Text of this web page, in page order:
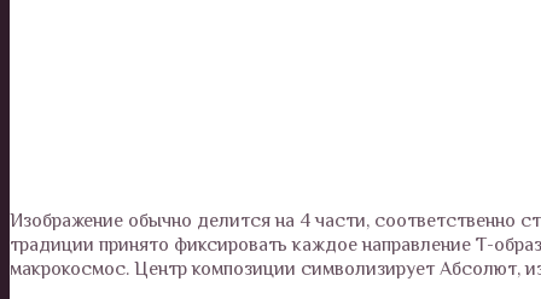
Изображение обычно делится на 4 части, соответственно
традиции принято фиксировать каждое направление Т-
макрокосмос. Центр композиции символизирует Абсолют,